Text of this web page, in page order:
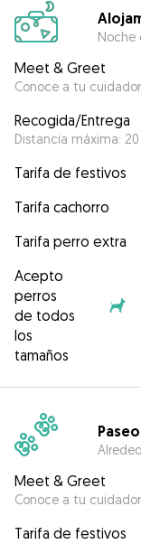
Noche
Meet & Greet
Conoce a tu
Recogida/Entrega
Distancia máxima:
Tarifa de festivos
Tarifa cachorro
Tarifa perro extra
Acepto
perros
de todos
los
tamaños
Meet & Greet
Conoce a tu
Tarifa de festivos